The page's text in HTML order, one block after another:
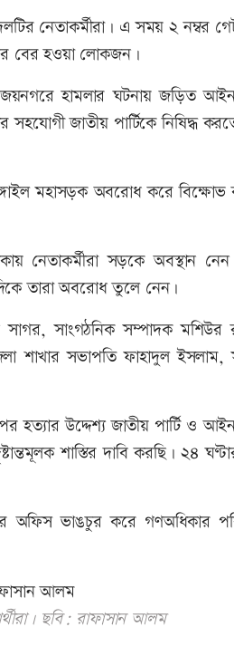
নেতাকর্মীরা। এ সময় ২ নম্বর
বের হওয়া লোকজন।
হামলার ঘটনায় জড়িত
জাতীয় পার্টিকে নিষিদ্ধ
মহাসড়ক অবরোধ করে
নেতাকর্মীরা সড়কে অবস্থান
তারা অবরোধ তুলে নেন।
সাংগঠনিক সম্পাদক মশিউর
শাখার সভাপতি ফাহাদুল ইসলাম,
হত্যার উদ্দেশ্য জাতীয় পার্টি ও
শাস্তির দাবি করছি। ২৪
অফিস ভাঙচুর করে গণঅধিকার
ছবি: রাফাসান আলম